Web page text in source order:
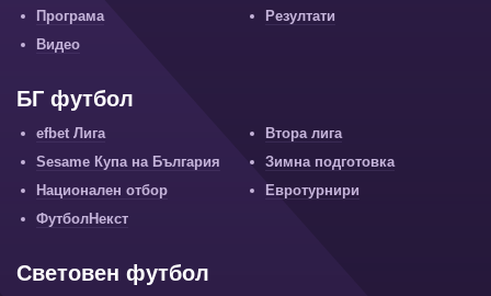
Програма
Резултати
Видео
БГ футбол
efbet Лига
Втора лига
Sesame Купа на България
Зимна подготовка
Национален отбор
Евротурнири
ФутболНекст
Световен футбол